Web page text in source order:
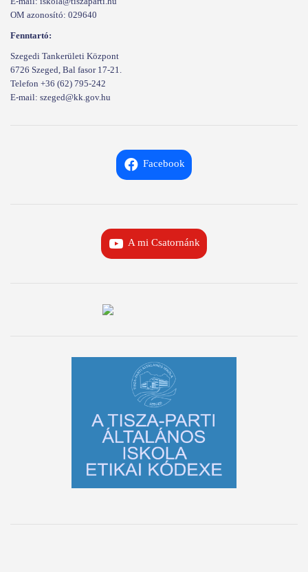
OM azonosító: 029640
Fenntartó:
Szegedi Tankerületi Központ
6726 Szeged, Bal fasor 17-21.
Telefon +36 (62) 795-242
E-mail: szeged@kk.gov.hu
Facebook
A mi Csatornánk